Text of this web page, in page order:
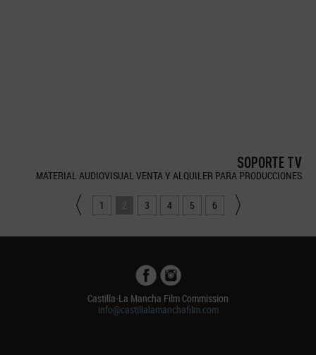
SOPORTE TV
MATERIAL AUDIOVISUAL VENTA Y ALQUILER PARA PRODUCCIONES
1 2 3 4 5 6
Castilla-La Mancha Film Commission
info@castillalamanchafilm.com